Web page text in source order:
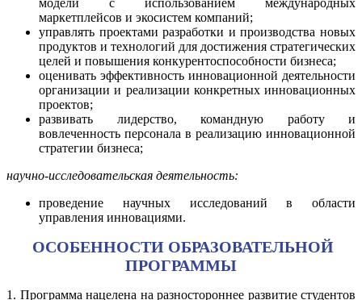
маркетплейсов и экосистем компаний;
управлять проектами разработки и производства новых
продуктов и технологий для достижения стратегических
целей и повышения конкурентоспособности бизнеса;
оценивать эффективность инновационной деятельности
организации и реализации конкретных инновационных
проектов;
развивать лидерство, командную работу и
вовлеченность персонала в реализацию инновационной
стратегии бизнеса;
научно-исследовательская деятельность:
проведение научных исследований в области
управления инновациями.
ОСОБЕННОСТИ ОБРАЗОВАТЕЛЬНОЙ
ПРОГРАММЫ
1. Программа нацелена на разностороннее развитие студентов